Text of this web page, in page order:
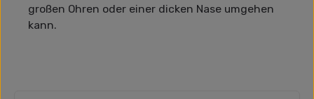
großen Ohren oder einer dicken Nase umgehen
kann.